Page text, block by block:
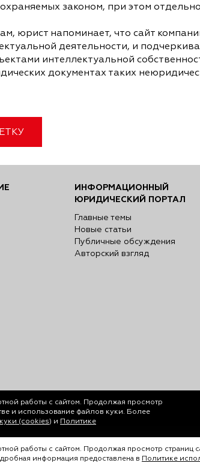
законом, при этом
юрист напоминает, что сайт
деятельности, и
интеллектуальной
документах таких
ИНФОРМАЦИОННЫЙ
ЮРИДИЧЕСКИЙ ПОРТАЛ
Главные темы
Новые статьи
Публичные обсуждения
Авторский взгляд
работы с сайтом. Продолжая просмотр
и использование файлов куки. Более
(cookies) и
Политике
ООО «Лигал Академия».
работы с сайтом. Продолжая просмотр страниц
информация предоставлена в Политике